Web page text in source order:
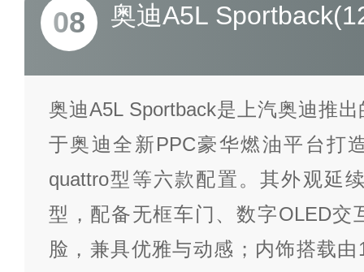
08 奥迪A5L
奥迪A5L Sportback是上汽奥迪推
于奥迪全新PPC豪华燃油平台打
quattro型等六款配置。其外观延
型，配备无框车门、数字OLED交
脸，兼具优雅与动感；内饰搭载